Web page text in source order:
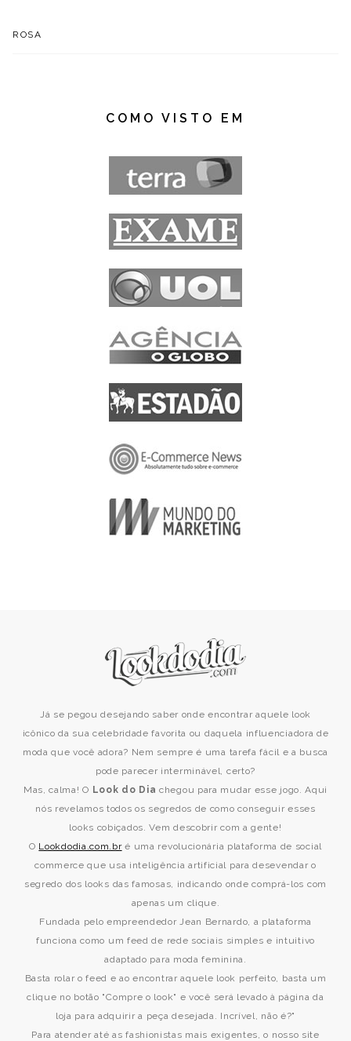
ROSA
COMO VISTO EM
Já se pegou desejando saber onde encontrar aquele look
icônico da sua celebridade favorita ou daquela influenciadora de
moda que você adora? Nem sempre é uma tarefa fácil e a busca
pode parecer interminável, certo?
Mas, calma! O Look do Dia chegou para mudar esse jogo. Aqui
nós revelamos todos os segredos de como conseguir esses
looks cobiçados. Vem descobrir com a gente!
O Lookdodia.com.bré uma revolucionária plataforma de social
commerce que usa inteligência artificial para desevendar o
segredo dos looks das famosas, indicando onde comprá-los com
apenas um clique.
Fundada pelo empreendedor Jean Bernardo, a plataforma
funciona como um feed de rede sociais simples e intuitivo
adaptado para moda feminina.
Basta rolar o feed e ao encontrar aquele look perfeito, basta um
clique no botão "Compre o look" e você será levado à página da
loja para adquirir a peça desejada. Incrível, não é?"
Para atender até as fashionistas mais exigentes, o nosso site